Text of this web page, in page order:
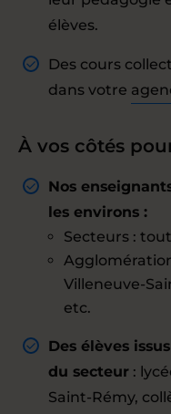
élèves.
Des cours
dans votre
À vos côtés
Nos
les environs :
Secteurs :
Villeneuve-
etc.
Des élèves
du secteur :
Saint-Rémy,